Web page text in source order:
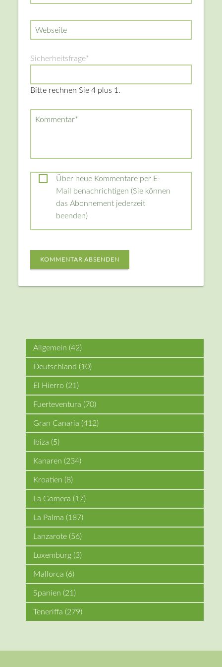
Webseite
Pflichtfeld
Sicherheitsfrage*
Bitte rechnen Sie 4 plus 1.
Pflichtfeld
Kommentar*
Über neue Kommentare per E-
Mail benachrichtigen (Sie können
das Abonnement jederzeit
beenden)
KOMMENTAR ABSENDEN
Allgemein (42)
Deutschland (10)
El Hierro (21)
Fuerteventura (70)
Gran Canaria (412)
Ibiza (5)
Kanaren (234)
Kroatien (8)
La Gomera (17)
La Palma (187)
Lanzarote (56)
Luxemburg (3)
Mallorca (6)
Spanien (21)
Teneriffa (279)